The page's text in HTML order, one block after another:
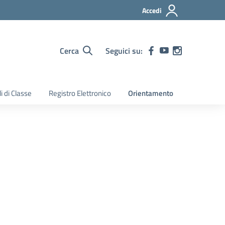
Accedi
Cerca Seguici su:
di Classe Registro Elettronico Orientamento